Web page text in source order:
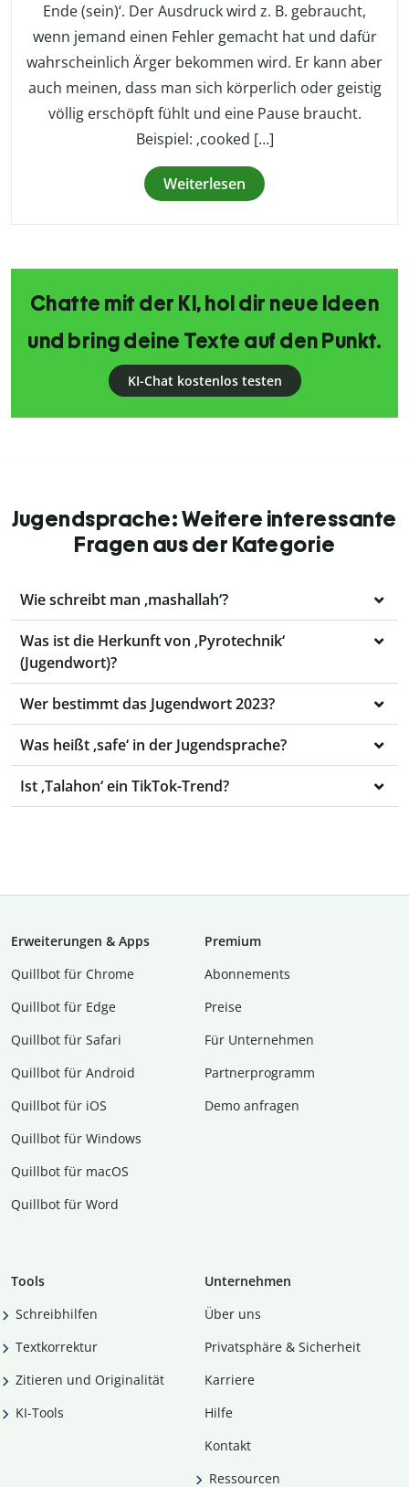
Ende (sein)‘. Der Ausdruck wird z. B. gebraucht,
wenn jemand einen Fehler gemacht hat und dafür
wahrscheinlich Ärger bekommen wird. Er kann aber
auch meinen, dass man sich körperlich oder geistig
völlig erschöpft fühlt und eine Pause braucht.
Beispiel: ‚cooked […]
Weiterlesen
Chatte mit der KI, hol dir neue Ideen
und bring deine Texte auf den Punkt.
KI-Chat kostenlos testen
Jugendsprache: Weitere interessante
Fragen aus der Kategorie
Wie schreibt man ‚mashallah‘?
Was ist die Herkunft von ‚Pyrotechnik‘
(Jugendwort)?
Wer bestimmt das Jugendwort 2023?
Was heißt ‚safe‘ in der Jugendsprache?
Ist ‚Talahon‘ ein TikTok-Trend?
Erweiterungen & Apps
Quillbot für Chrome
Quillbot für Edge
Quillbot für Safari
Quillbot für Android
Quillbot für iOS
Quillbot für Windows
Quillbot für macOS
Quillbot für Word
Premium
Abon­ne­ments
Preise
Für Unternehmen
Partnerprogramm
Demo anfragen
Tools
Schreibhilfen
Textkorrektur
Zitieren und Originalität
KI-Tools
Unternehmen
Über uns
Privatsphäre & Sicherheit
Karriere
Hilfe
Kontakt
Ressourcen